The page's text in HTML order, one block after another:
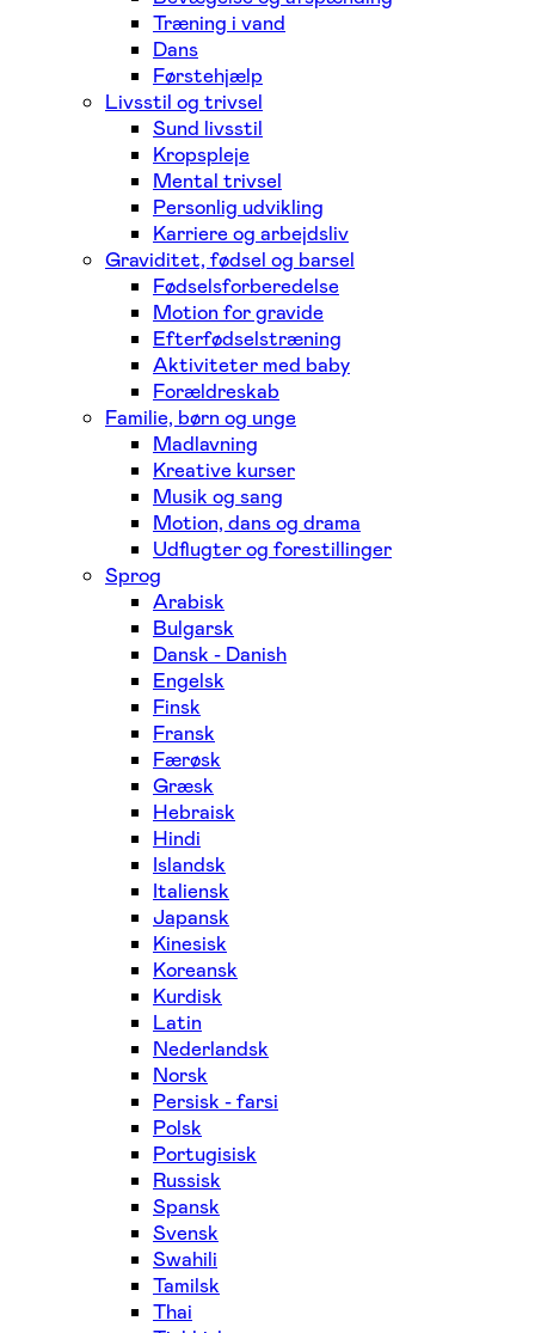
Træning i vand
Dans
Førstehjælp
Livsstil og trivsel
Sund livsstil
Kropspleje
Mental trivsel
Personlig udvikling
Karriere og arbejdsliv
Graviditet, fødsel og barsel
Fødselsforberedelse
Motion for gravide
Efterfødselstræning
Aktiviteter med baby
Forældreskab
Familie, børn og unge
Madlavning
Kreative kurser
Musik og sang
Motion, dans og drama
Udflugter og forestillinger
Sprog
Arabisk
Bulgarsk
Dansk - Danish
Engelsk
Finsk
Fransk
Færøsk
Græsk
Hebraisk
Hindi
Islandsk
Italiensk
Japansk
Kinesisk
Koreansk
Kurdisk
Latin
Nederlandsk
Norsk
Persisk - farsi
Polsk
Portugisisk
Russisk
Spansk
Svensk
Swahili
Tamilsk
Thai